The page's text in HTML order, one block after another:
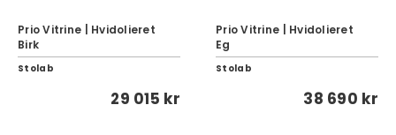
Prio Vitrine | Hvidolieret
Birk
Stolab
29 015 kr
Prio Vitrine | Hvidolieret
Eg
Stolab
38 690 kr